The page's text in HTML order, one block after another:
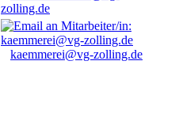
zolling.de
kaemmerei@vg-zolling.de